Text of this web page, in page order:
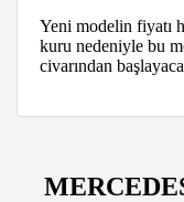
Yeni modelin fiyatı
kuru nedeniyle bu
civarından